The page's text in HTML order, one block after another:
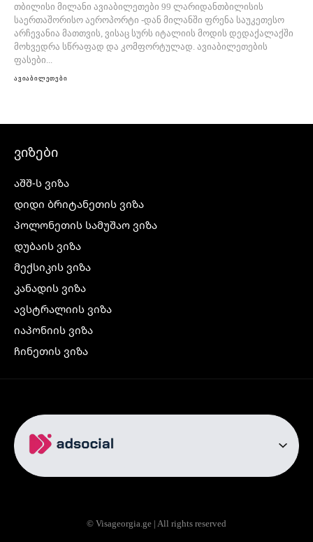
თბილისი მილანი ავიაბილეთები 99 ლარიდანთბილისის
საერთაშორისო აეროპორტი -დან მილანში ფრენა საუკეთესო
არჩევანია მათთვის, ვისაც სურს იტალიის მოდის დედაქალაქში
მოხვედრა სწრაფად და კომფორტულად. ავიაბილეთების
ფასები...
ავიაბილეთები
ვიზები
აშშ-ს ვიზა
დიდი ბრიტანეთის ვიზა
პოლონეთის სამუშაო ვიზა
დუბაის ვიზა
მექსიკის ვიზა
კანადის ვიზა
ავსტრალიის ვიზა
იაპონიის ვიზა
ჩინეთის ვიზა
ჩრდილოეთ ირლანდიის ვიზა
რუსეთის ვიზა
ავიაბილეთები
თბილისი ბაქო
© Visageorgia.ge | All rights reserved